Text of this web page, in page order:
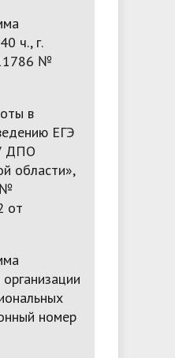
ч., г.
№
в
ЕГЭ
ДПО
области»,
№
от
номер